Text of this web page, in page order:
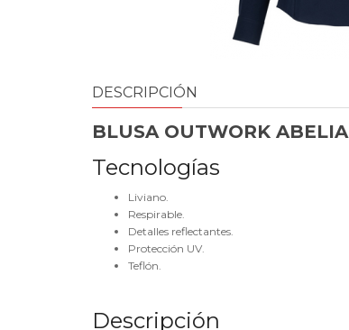
DESCRIPCIÓN
BLUSA OUTWORK
Tecnologías
Liviano.
Respirable.
Detalles reflectantes.
Protección UV.
Teflón.
Descripción